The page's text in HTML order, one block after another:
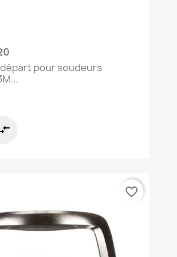
pour soudeurs
favorite_border